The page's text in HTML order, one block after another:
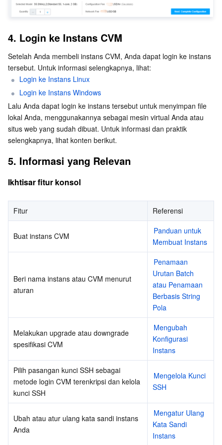
VPN Connections
Private Link
Elastic IP
Global Application Acceleration Platform
Cloud DNS Resolution
Tencent Cloud Enterprise Drive
Stream Compute Service
Data Lake Compute
Tencent Cloud TCHouse-C
Tencent Cloud TCHouse-D
Tencent Cloud TCHouse-P
Business Intelligence
Tencent Cloud TCLake
Text To Speech
Automatic Speech Recognition
mesin penerjemah
Optical Character Recognition
Face Fusion
Tencent Cloud AI Digital Human
eKYC
AI Produk Platform AI
Tencent Cloud TI-ONE Platform
Intelligent Music Platform
Model besar Tencent
Tencent Cloud Agent Development Platform
LLM Knowledge Engine Basic API
Image Creation Large Model
Tencent HY 3D Global
Tencent HY
Internet of Things
IoT Hub
Message Queue
TDMQ for CKafka
TDMQ for RabbitMQ
TDMQ for Apache Pulsar
TDMQ for CMQ
Komunikasi
Tencent Push Notification Service
Simple Email Service
Chat
Tencent Real-Time Communication
Real-time Teleoperation
Layanan Video
StreamLive
StreamLink
Media On-Demand
Media Processing Service
Media SDK
Tencent Effect SDK
Tencent HealthCare Omics Platform
Digital and Intelligent Medical Imaging Platform
Intelligent Guidance
Intelligent Pre-Consultation
Manajemen Sumber Daya Cloud
API
SDK
Tencent Cloud Smart Advisor
Alat Developer
Marketplace
Cloud Native Build
kode rendah
CloudBase
Pemantauan dan Operasi
4. Login ke Instans CVM
Setelah Anda membeli instans CVM, Anda dapat login ke instans
tersebut. Untuk informasi selengkapnya, lihat:
Login ke Instans Linux
Login ke Instans Windows
Lalu Anda dapat login ke instans tersebut untuk menyimpan file
lokal Anda, menggunakannya sebagai mesin virtual Anda atau
situs web yang sudah dibuat. Untuk informasi dan praktik
selengkapnya, lihat konten berikut.
5. Informasi yang Relevan
Ikhtisar fitur konsol
Fitur Referensi
Buat instans CVM
Panduan untuk
Membuat Instans
Beri nama instans atau CVM menurut
aturan
Penamaan
Urutan Batch
atau Penamaan
Berbasis String
Pola
Melakukan upgrade atau downgrade
spesifikasi CVM
Mengubah
Konfigurasi
Instans
Pilih pasangan kunci SSH sebagai
metode login CVM terenkripsi dan kelola
kunci SSH
Mengelola Kunci
SSH
Ubah atau atur ulang kata sandi instans
Anda
Mengatur Ulang
Kata Sandi
Instans